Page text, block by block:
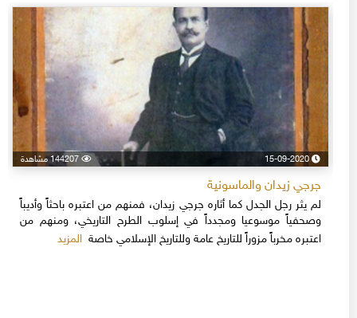
15-09-2020 144207 مشاهدة
جرجي زيدان والماسونية
لم يثر رجل الجدل كما أثاره جرجي زيدان، فمنهم من اعتبره باحثاً وأديباً
وصحفياً موسوعيا ومجدداً في إسلوب الطرح التاريخي، ومنهم من
اعتبره مخرباً مزوراً للتاريخ عامة وللتاريخ الإسلامي خاصةالمزيد